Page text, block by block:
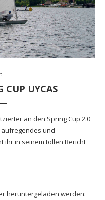
CUP UYCAS
an den Spring Cup 2.0
aufregendes und
ihr in seinem tollen Bericht
heruntergeladen werden: